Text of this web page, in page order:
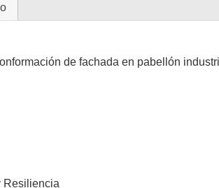
de fachada en pabellón
Resiliencia